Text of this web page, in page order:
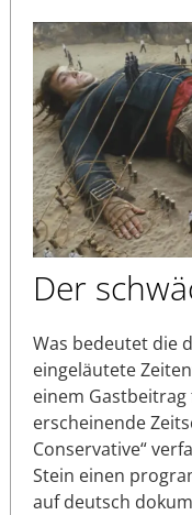
Der
Was bedeutet die
eingeläutete
einem
erscheinende
Conservative“
Stein einen
auf deutsch